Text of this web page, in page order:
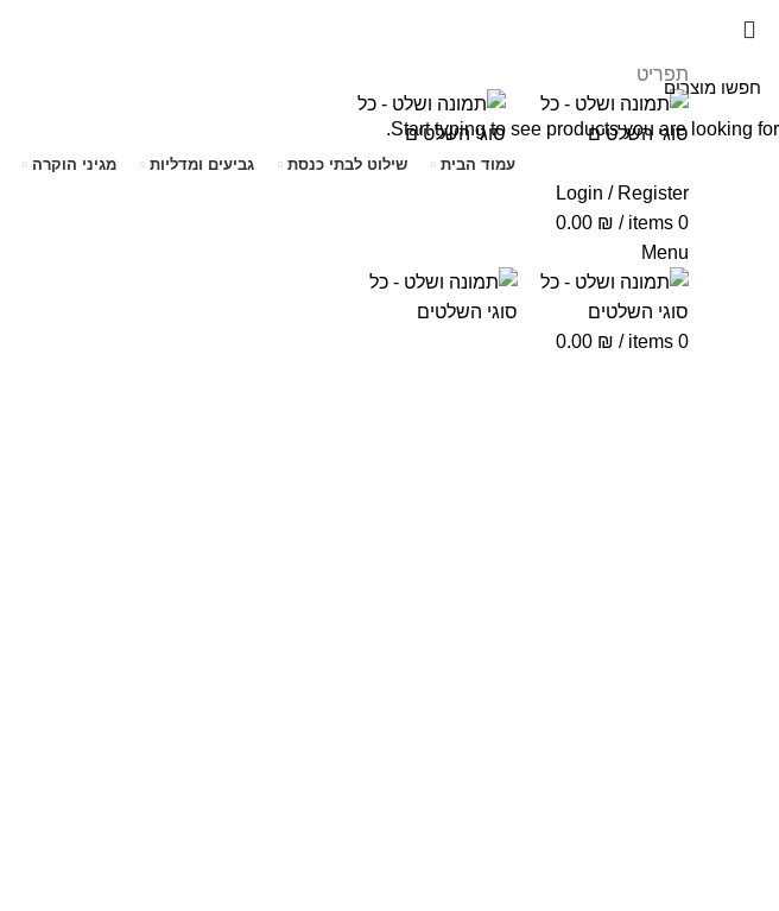
תפריט
עמוד הבית שילוט לבתי כנסת גביעים ומדליות מגיני הוקרה
Login / Register
0
items
/
0.00 ₪
Menu
0
items
/
0.00 ₪
Start typing to see products you are looking for.